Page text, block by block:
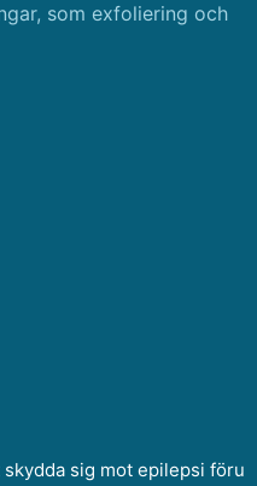
som exfoliering och
sig mot epilepsi